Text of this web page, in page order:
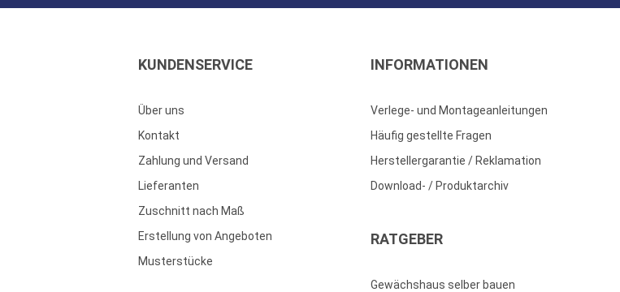
KUNDENSERVICE
Über uns
Kontakt
Zahlung und Versand
Lieferanten
Zuschnitt nach Maß
Erstellung von Angeboten
Musterstücke
INFORMATIONEN
Verlege- und Montageanleitungen
Häufig gestellte Fragen
Herstellergarantie / Reklamation
Download- / Produktarchiv
RATGEBER
Gewächshaus selber bauen